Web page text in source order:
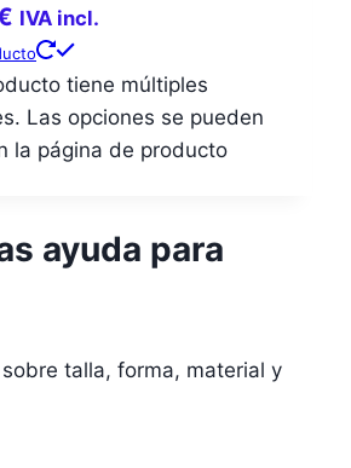
IVA incl.
tiene múltiples
Las opciones se pueden
la página de producto
ayuda para
talla, forma, material y